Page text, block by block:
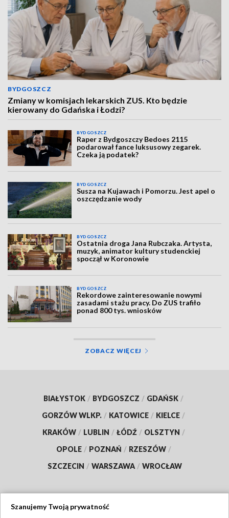
BYDGOSZCZ
Zmiany w komisjach lekarskich ZUS. Kto będzie
kierowany do Gdańska i Łodzi?
BYDGOSZCZ
Raper z Bydgoszczy Bedoes 2115
podarował fance luksusowy zegarek.
Czeka ją podatek?
BYDGOSZCZ
Susza na Kujawach i Pomorzu. Jest apel o
oszczędzanie wody
BYDGOSZCZ
Ostatnia droga Jana Rubczaka. Artysta,
muzyk, animator kultury studenckiej
spoczął w Koronowie
BYDGOSZCZ
Rekordowe zainteresowanie nowymi
zasadami stażu pracy. Do ZUS trafiło
ponad 800 tys. wniosków
ZOBACZ WIĘCEJ
BIAŁYSTOK / BYDGOSZCZ / GDAŃSK /
GORZÓW WLKP. / KATOWICE / KIELCE /
KRAKÓW / LUBLIN / ŁÓDŹ / OLSZTYN /
OPOLE / POZNAŃ / RZESZÓW /
SZCZECIN / WARSZAWA / WROCŁAW
Szanujemy Twoją prywatność